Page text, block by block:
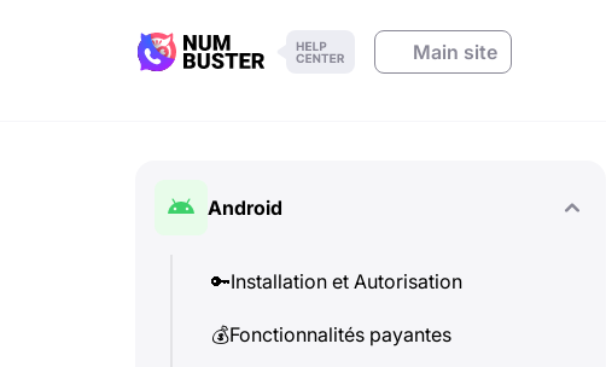
Main site
Android
🔑Installation et Autorisation
💰Fonctionnalités payantes